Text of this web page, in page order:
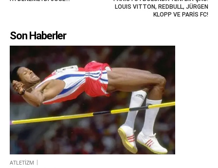
LOUIS VITTON, REDBULL, JÜRGEN
KLOPP VE PARİS FC!
Son Haberler
ATLETİZM